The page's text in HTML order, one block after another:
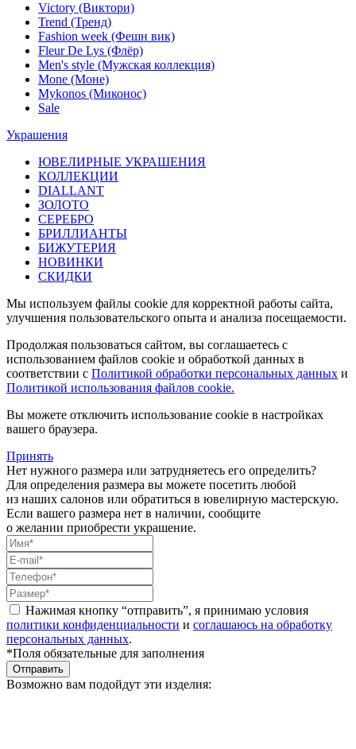
Victory (Виктори)
Trend (Тренд)
Fashion week (Фешн вик)
Fleur De Lys (Флёр)
Men's style (Мужская коллекция)
Mone (Моне)
Mykonos (Миконос)
Sale
Украшения
ЮВЕЛИРНЫЕ УКРАШЕНИЯ
КОЛЛЕКЦИИ
DIALLANT
ЗОЛОТО
СЕРЕБРО
БРИЛЛИАНТЫ
БИЖУТЕРИЯ
НОВИНКИ
СКИДКИ
Мы используем файлы cookie для корректной работы сайта,
улучшения пользовательского опыта и анализа посещаемости.
Продолжая пользоваться сайтом, вы соглашаетесь с
использованием файлов cookie и обработкой данных в
соответствии с Политикой обработки персональных данных и
Политикой использования файлов cookie.
Вы можете отключить использование cookie в настройках
вашего браузера.
Принять
Нет нужного размера или затрудняетесь его определить?
Для определения размера вы можете посетить любой
из наших салонов или обратиться в ювелирную мастерскую.
Если вашего размера нет в наличии, сообщите
о желании приобрести украшение.
Нажимая кнопку “отправить”, я принимаю условия
политики конфиденциальности и соглашаюсь на обработку
персональных данных.
*Поля обязательные для заполнения
Отправить
Возможно вам подойдут эти изделия: